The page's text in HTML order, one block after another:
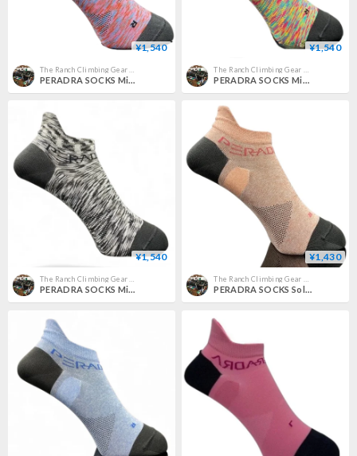
¥1,540
PERADRA SOCKS Mix Pink
¥1,540
PERADRA SOCKS Mix Tropical
¥1,540
PERADRA SOCKS Mix Black
¥1,430
PERADRA SOCKS Solid Salmon